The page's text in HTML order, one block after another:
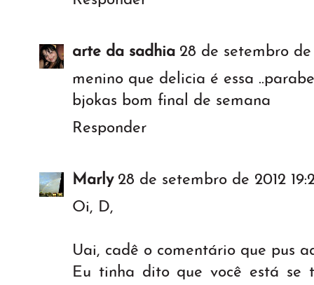
arte da sadhia 28 de setembro de
menino que delicia é essa
bjokas bom final de semana
Responder
Marly 28 de setembro de 2012
Oi, D,
Uai, cadê o comentário que pus
Eu tinha dito que você está se